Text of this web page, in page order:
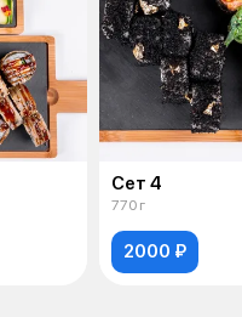
Сет 4
770 г
2000 ₽